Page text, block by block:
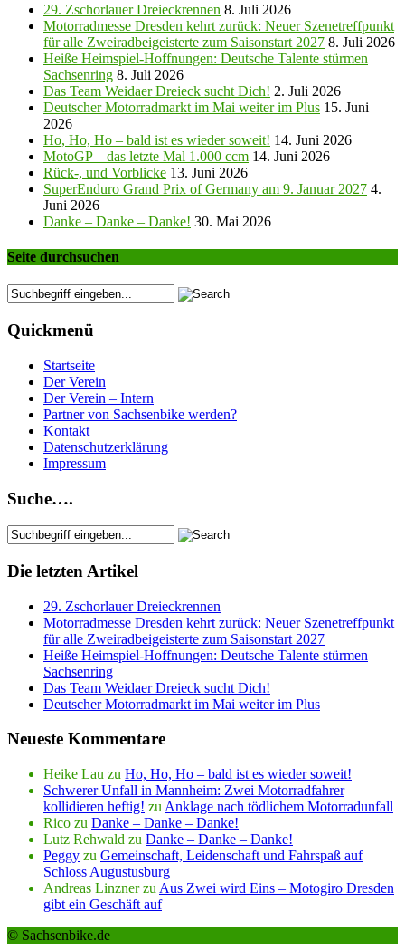
29. Zschorlauer Dreieckrennen 8. Juli 2026
Motorradmesse Dresden kehrt zurück: Neuer Szenetreffpunkt
für alle Zweiradbeigeisterte zum Saisonstart 2027 8. Juli 2026
Heiße Heimspiel-Hoffnungen: Deutsche Talente stürmen
Sachsenring 8. Juli 2026
Das Team Weidaer Dreieck sucht Dich! 2. Juli 2026
Deutscher Motorradmarkt im Mai weiter im Plus 15. Juni
2026
Ho, Ho, Ho – bald ist es wieder soweit! 14. Juni 2026
MotoGP – das letzte Mal 1.000 ccm 14. Juni 2026
Rück-, und Vorblicke 13. Juni 2026
SuperEnduro Grand Prix of Germany am 9. Januar 2027 4.
Juni 2026
Danke – Danke – Danke! 30. Mai 2026
Seite durchsuchen
Quickmenü
Startseite
Der Verein
Der Verein – Intern
Partner von Sachsenbike werden?
Kontakt
Datenschutzerklärung
Impressum
Suche….
Die letzten Artikel
29. Zschorlauer Dreieckrennen
Motorradmesse Dresden kehrt zurück: Neuer Szenetreffpunkt
für alle Zweiradbeigeisterte zum Saisonstart 2027
Heiße Heimspiel-Hoffnungen: Deutsche Talente stürmen
Sachsenring
Das Team Weidaer Dreieck sucht Dich!
Deutscher Motorradmarkt im Mai weiter im Plus
Neueste Kommentare
Heike Lau zu Ho, Ho, Ho – bald ist es wieder soweit!
Schwerer Unfall in Mannheim: Zwei Motorradfahrer
kollidieren heftig! zu Anklage nach tödlichem Motorradunfall
Rico zu Danke – Danke – Danke!
Lutz Rehwald zu Danke – Danke – Danke!
Peggy zu Gemeinschaft, Leidenschaft und Fahrspaß auf
Schloss Augustusburg
Andreas Linznerzu Aus Zwei wird Eins – Motogiro Dresden
gibt ein Geschäft auf
© Sachsenbike.de